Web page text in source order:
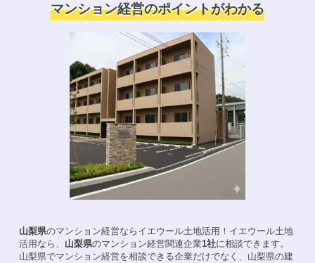
マンション経営のポイントがわかる
山梨県のマンション経営ならイエウール土地活用！ イエウール土地
活用なら、 山梨県のマンション経営関連企業1社に相談できます。
山梨県でマンション経営を相談できる企業だけでなく、 山梨県の建